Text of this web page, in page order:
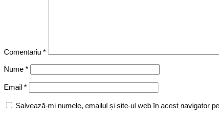
Comentariu *
Nume *
Email *
Salvează-mi numele, emailul și site-ul web în acest navigator